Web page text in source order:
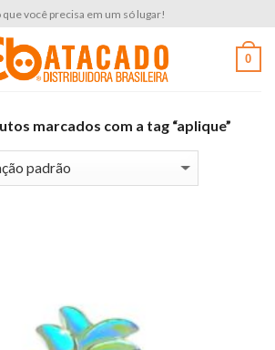
que você precisa em um só lugar!
0
marcados com a tag “aplique”